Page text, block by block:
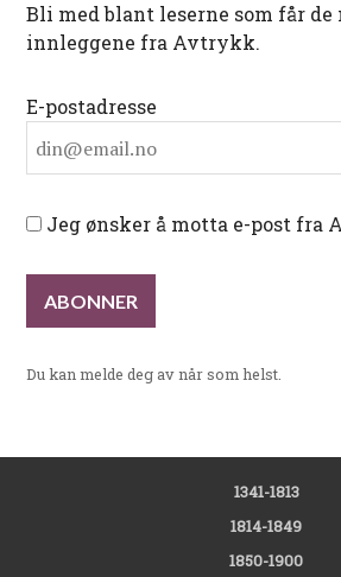
Bli med blant leserne som får de
innleggene fra Avtrykk.
E-postadresse
Jeg ønsker å motta e-post fra
Du kan melde deg av når som helst.
1341-1813
1814-1849
1850-1900